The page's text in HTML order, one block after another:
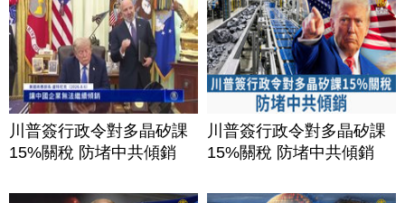
川普簽行政令對多晶矽課
15%關稅 防堵中共傾銷
川普簽行政令對多晶矽課
15%關稅 防堵中共傾銷